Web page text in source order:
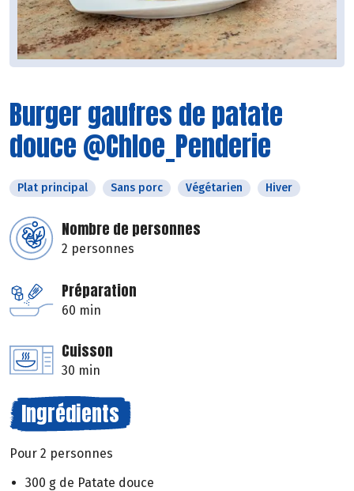
Burger gaufres de patate
douce @Chloe_Penderie
Plat principal Sans porc Végétarien Hiver
Nombre de personnes
2 personnes
Préparation
60 min
Cuisson
30 min
Ingrédients
Pour 2 personnes
300 g de Patate douce